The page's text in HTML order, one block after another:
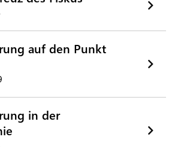
auf den Punkt
in der